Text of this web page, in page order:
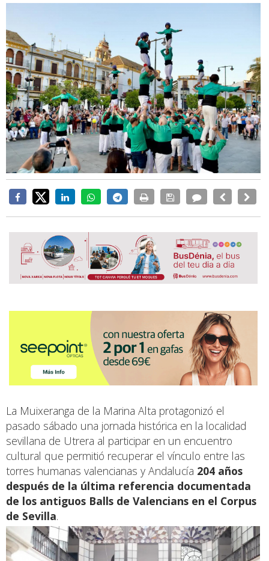
La Muixeranga de la Marina Alta protagonizó el
pasado sábado una jornada histórica en la localidad
sevillana de Utrera al participar en un encuentro
cultural que permitió recuperar el vínculo entre las
torres humanas valencianas y Andalucía 204 años
después de la última referencia documentada
de los antiguos Balls de Valencians en el Corpus
de Sevilla.